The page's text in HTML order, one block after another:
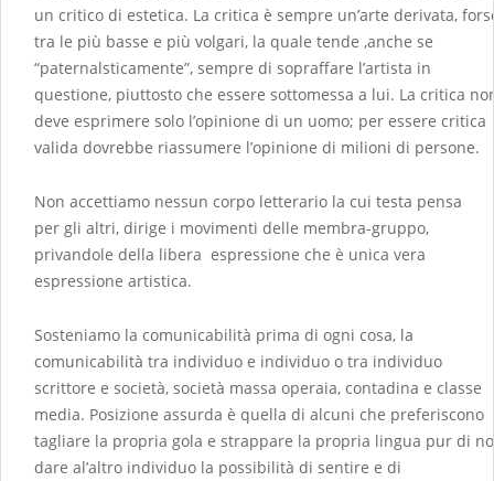
un critico di estetica. La critica è sempre un’arte derivata,
tra le più basse e più volgari, la quale tende ,anche se
“paternalsticamente”, sempre di sopraffare l’artista in
questione, piuttosto che essere sottomessa a lui. La critica
deve esprimere solo l’opinione di un uomo; per essere critica
valida dovrebbe riassumere l’opinione di milioni di persone.
Non accettiamo nessun corpo letterario la cui testa pensa
per gli altri, dirige i movimenti delle membra-gruppo,
privandole della libera espressione che è unica vera
espressione artistica.
Sosteniamo la comunicabilità prima di ogni cosa, la
comunicabilità tra individuo e individuo o tra individuo
scrittore e società, società massa operaia, contadina e classe
media. Posizione assurda è quella di alcuni che preferiscono
tagliare la propria gola e strappare la propria lingua pur di
dare al’altro individuo la possibilità di sentire e di